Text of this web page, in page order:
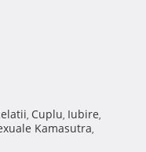
, Cuplu, Iubire,
Kamasutra,